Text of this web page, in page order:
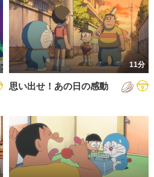
すべて
通常回
誕生日スペシャル
11分
思い出せ！あの日の感動